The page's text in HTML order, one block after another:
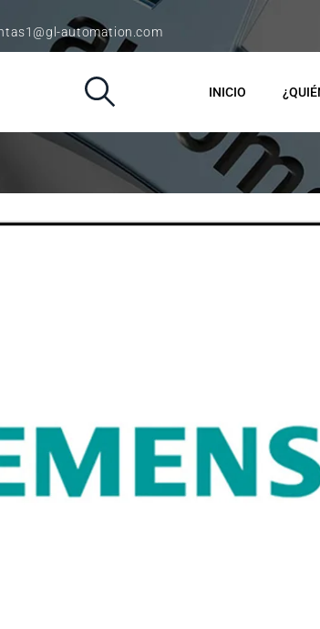
automation.com
INICIO